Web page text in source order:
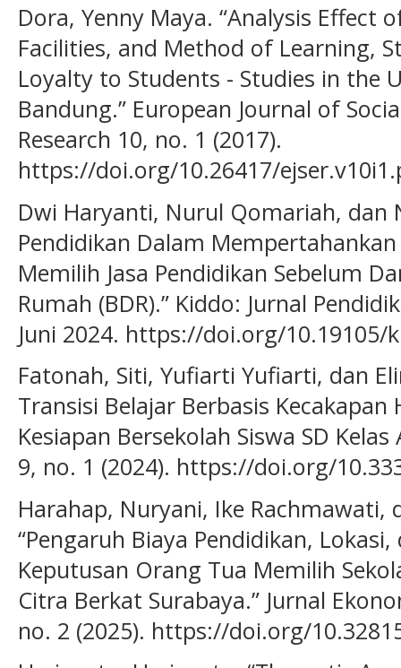
Dora, Yenny Maya. “Analysis Effect
Facilities, and Method of Learning,
Loyalty to Students - Studies in the
Bandung.” European Journal of
Research 10, no. 1 (2017).
https://doi.org/10.26417/
Dwi Haryanti, Nurul Qomariah, dan
Pendidikan Dalam
Memilih Jasa Pendidikan Sebelum
Rumah (BDR).” Kiddo: Jurnal
Juni 2024. https://doi.org/10.19105/
Fatonah, Siti, Yufiarti Yufiarti, dan
Transisi Belajar Berbasis
Kesiapan Bersekolah Siswa SD
9, no. 1 (2024). https://doi.org/
Harahap, Nuryani, Ike Rachmawati,
“Pengaruh Biaya Pendidikan,
Keputusan Orang Tua Memilih
Citra Berkat Surabaya.” Jurnal
no. 2 (2025). https://doi.org/